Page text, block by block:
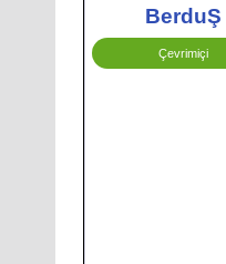
BerduŞ
Çevrimiçi